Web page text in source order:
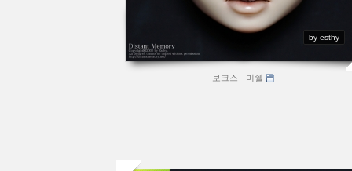
by esthy
보크스 - 미쉘